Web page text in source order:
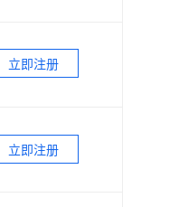
立即注册
立即注册